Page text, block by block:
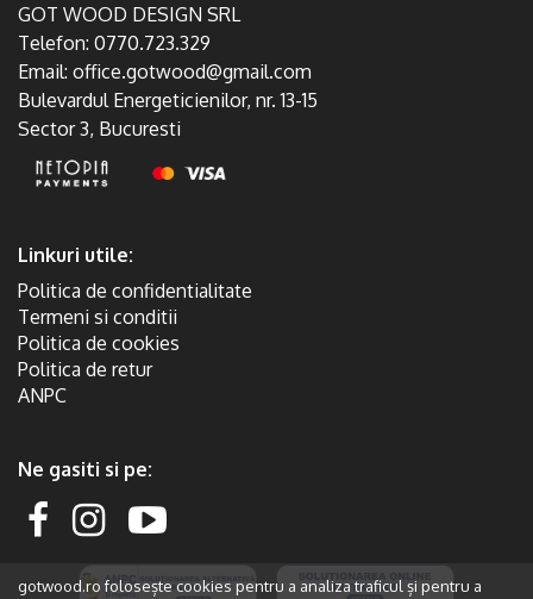
gotwood.ro folosește cookies pentru a analiza traficul și pentru a
GOT WOOD DESIGN SRL
Telefon: 0770.723.329
Email: office.gotwood@gmail.com
Bulevardul Energeticienilor, nr. 13-15
Sector 3, Bucuresti
Linkuri utile:
Politica de confidentialitate
Termeni si conditii
Politica de cookies
Politica de retur
ANPC
Ne gasiti si pe: